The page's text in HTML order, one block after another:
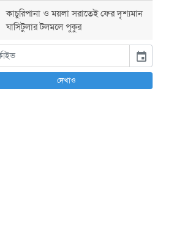
কাচুরিপানা ও ময়লা সরাতেই ফের দৃশ্যমান
ঘাসিটুলার টলমলে পুকুর
সারা দেশে সর্বোচ্চ সতর্কতা জারি
পুলিশের
বিএনপির রাষ্ট্রপতি প্রার্থী চূড়ান্ত করবেন
event
দেখাও